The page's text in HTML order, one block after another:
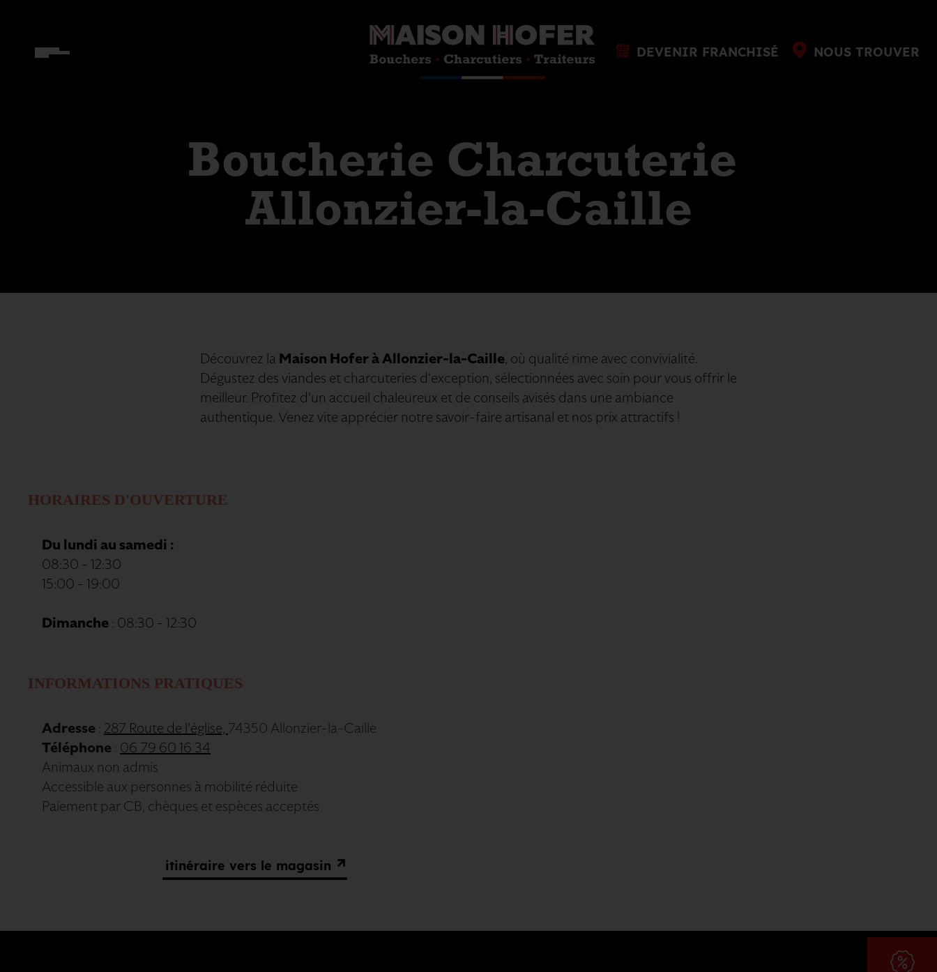
DEVENIR FRANCHISÉ NOUS TROUVER
Boucherie Charcuterie
Allonzier-la-Caille
Découvrez la Maison Hofer à Allonzier-la-Caille, où qualité rime avec convivialité.
Dégustez des viandes et charcuteries d'exception, sélectionnées avec soin pour vous offrir le
meilleur. Profitez d'un accueil chaleureux et de conseils avisés dans une ambiance
authentique. Venez vite apprécier notre savoir-faire artisanal et nos prix attractifs !
HORAIRES D'OUVERTURE
Du lundi au samedi :
08:30 - 12:30
15:00 - 19:00
Dimanche: 08:30 - 12:30
INFORMATIONS PRATIQUES
Adresse : 287 Route de l'église, 74350 Allonzier-la-Caille
Téléphone : 06 79 60 16 34
Animaux non admis
Accessible aux personnes à mobilité réduite
Paiement par CB, chèques et espèces acceptés
itinéraire vers le magasin